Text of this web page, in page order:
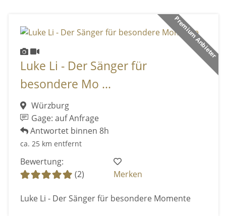
Premium Anbieter
Luke Li - Der Sänger für
besondere Mo ...
Würzburg
Gage: auf Anfrage
Antwortet binnen 8h
ca. 25 km entfernt
Bewertung:
(2)
Merken
Luke Li - Der Sänger für besondere Momente